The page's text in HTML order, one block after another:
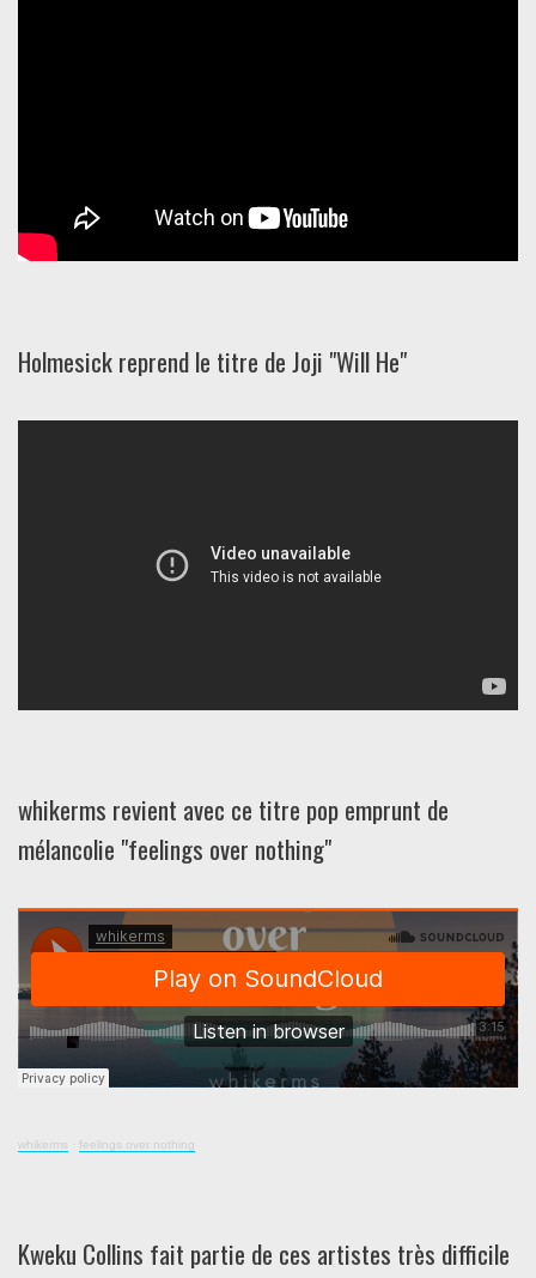
Holmesick reprend le titre de Joji "Will He"
whikerms revient avec ce titre pop emprunt de
mélancolie "feelings over nothing"
whikerms · feelings over nothing
Kweku Collins fait partie de ces artistes très difficile